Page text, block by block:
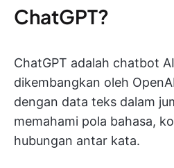
ChatGPT?
ChatGPT adalah chatbot
dikembangkan oleh
dengan data teks dalam
memahami pola bahasa,
hubungan antar kata.